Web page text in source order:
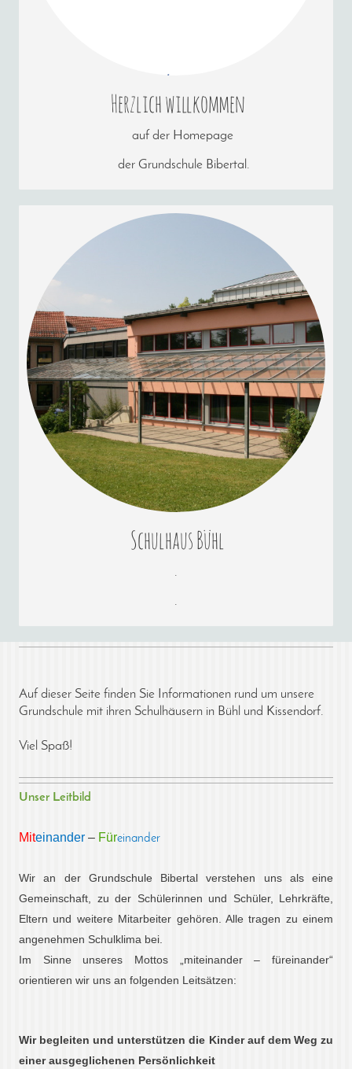
Herzlich willkommen
auf der Homepage
der Grundschule Bibertal.
Schulhaus Bühl
.
.
Auf dieser Seite finden Sie Informationen rund um unsere
Grundschule mit ihren Schulhäusern in Bühl und Kissendorf.
Viel Spaß!
Unser Leitbild
Miteinander – Füreinander
Wir an der Grundschule Bibertal verstehen uns als eine
Gemeinschaft, zu der Schülerinnen und Schüler, Lehrkräfte,
Eltern und weitere Mitarbeiter gehören. Alle tragen zu einem
angenehmen Schulklima bei.
Im Sinne unseres Mottos „miteinander – füreinander“
orientieren wir uns an folgenden Leitsätzen:
Wir begleiten und unterstützen die Kinder auf dem Weg zu
einer ausgeglichenen Persönlichkeit